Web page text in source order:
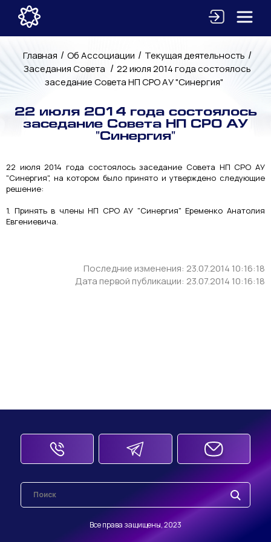
Главная / Об Ассоциации / Текущая деятельность /
Заседания Совета / 22 июля 2014 года состоялось
заседание Совета НП СРО АУ "Синергия"
22 июля 2014 года состоялось
заседание Совета НП СРО АУ
"Синергия"
22 июля 2014 года состоялось заседание Совета НП СРО АУ
"Синергия", на котором было принято и утверждено следующие
решение:
1. Принять в члены НП СРО АУ "Синергия" Еременко Анатолия
Евгениевича.
Последние изменения: 23.07.2014 10:16:18
Дата первой публикации: 23.07.2014 10:16:18
Все права защищены, 2023